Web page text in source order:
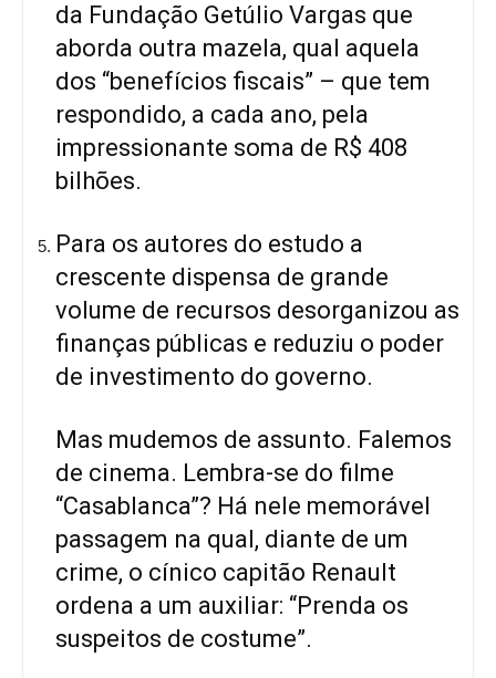
da Fundação Getúlio Vargas que
aborda outra mazela, qual aquela
dos “benefícios fiscais” – que tem
respondido, a cada ano, pela
impressionante soma de R$ 408
bilhões.
Para os autores do estudo a
crescente dispensa de grande
volume de recursos desorganizou as
finanças públicas e reduziu o poder
de investimento do governo.
Mas mudemos de assunto. Falemos
de cinema. Lembra-se do filme
“Casablanca”? Há nele memorável
passagem na qual, diante de um
crime, o cínico capitão Renault
ordena a um auxiliar: “Prenda os
suspeitos de costume”.